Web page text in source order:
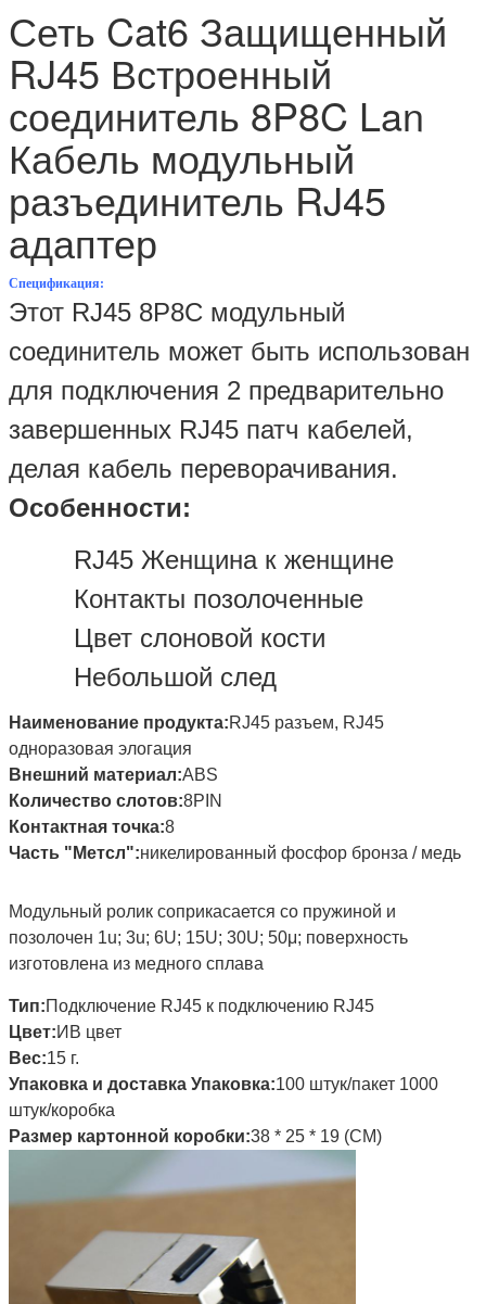
Сеть Cat6 Защищенный
RJ45 Встроенный
соединитель 8P8C Lan
Кабель модульный
разъединитель RJ45
адаптер
Спецификация:
Этот RJ45 8P8C модульный
соединитель может быть использован
для подключения 2 предварительно
завершенных RJ45 патч кабелей,
делая кабель переворачивания.
Особенности:
RJ45 Женщина к женщине
Контакты позолоченные
Цвет слоновой кости
Небольшой след
Наименование продукта:RJ45 разъем, RJ45
одноразовая элогация
Внешний материал:ABS
Количество слотов:8PIN
Контактная точка:8
Часть "Метсл":никелированный фосфор бронза / медь
Модульный ролик соприкасается со пружиной и
позолочен 1u; 3u; 6U; 15U; 30U; 50μ; поверхность
изготовлена из медного сплава
Тип:Подключение RJ45 к подключению RJ45
Цвет:ИВ цвет
Вес:15 г.
Упаковка и доставка Упаковка:100 штук/пакет 1000
штук/коробка
Размер картонной коробки:38 * 25 * 19 (CM)